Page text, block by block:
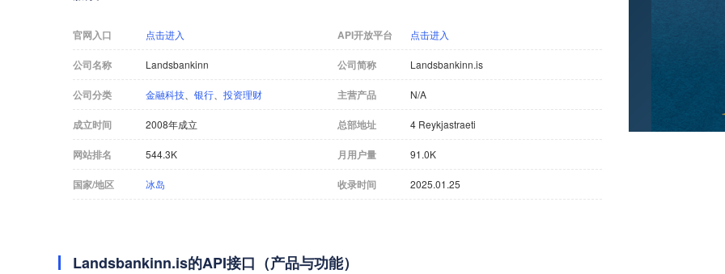
官网入口 点击进入 API开放平台 点击进入
公司名称 Landsbankinn 公司简称 Landsbankinn.is
公司分类 金融科技 银行 投资理财 主营产品 N/A
成立时间 2008年成立 总部地址 4 Reykjastraeti
网站排名 544.3K 月用户量 91.0K
国家/地区 冰岛 收录时间 2025.01.25
Landsbankinn.is的API接口（产品与功能）